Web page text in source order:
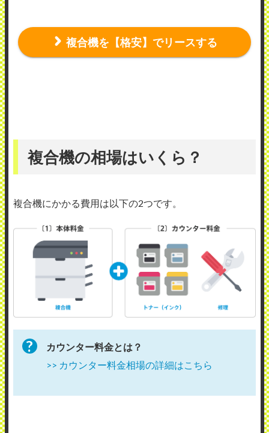
複合機を【格安】でリースする
複合機の相場はいくら？
複合機にかかる費用は以下の2つです。
カウンター料金とは？
>> カウンター料金相場の詳細はこちら